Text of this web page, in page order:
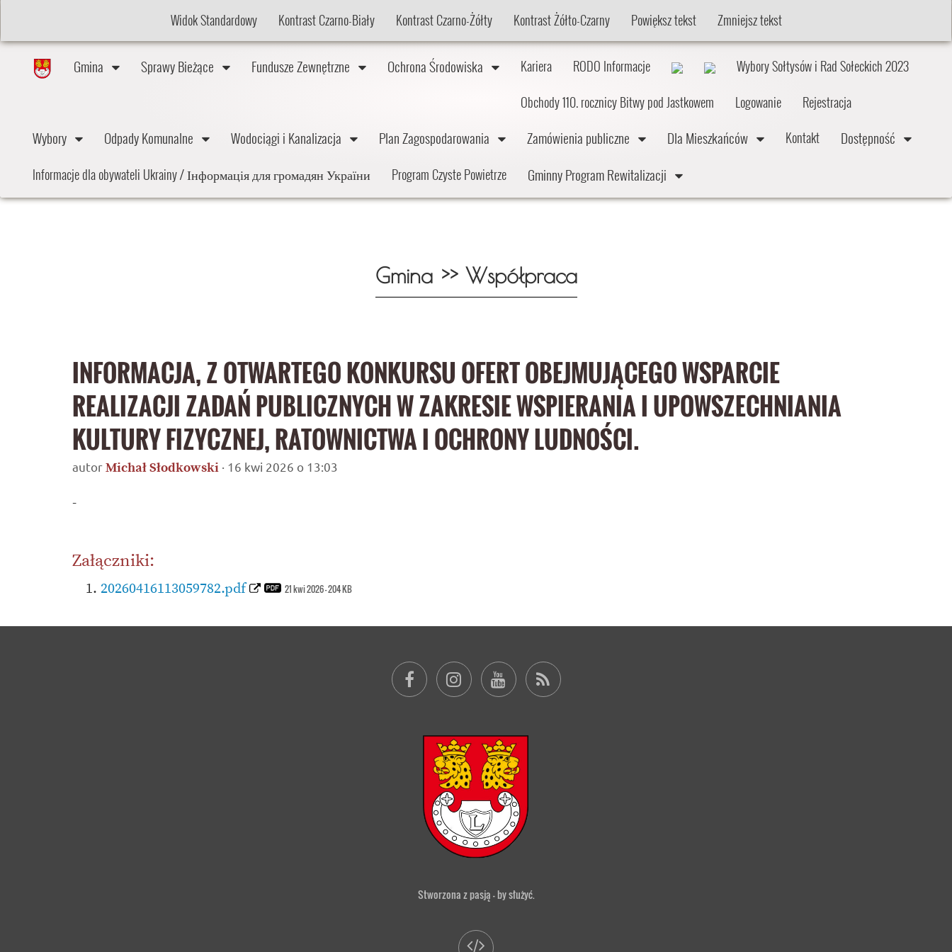
Widok Standardowy Kontrast Czarno-Biały Kontrast Czarno-Żółty Kontrast Żółto-Czarny Powiększ tekst Zmniejsz tekst
Gmina Sprawy Bieżące Fundusze Zewnętrzne Ochrona Środowiska Kariera RODO Informacje
Wybory Sołtysów i Rad Sołeckich 2023
Obchody 110. rocznicy Bitwy pod Jastkowem
Logowanie Rejestracja
Wybory Odpady Komunalne Wodociągi i Kanalizacja Plan Zagospodarowania Zamówienia publiczne Dla Mieszkańców Kontakt Dostępność
Informacje dla obywateli Ukrainy / Інформація для громадян України Program Czyste Powietrze Gminny Program Rewitalizacji
Gmina >> Współpraca
INFORMACJA, Z OTWARTEGO KONKURSU OFERT OBEJMUJĄCEGO WSPARCIE
REALIZACJI ZADAŃ PUBLICZNYCH W ZAKRESIE WSPIERANIA I UPOWSZECHNIANIA
KULTURY FIZYCZNEJ, RATOWNICTWA I OCHRONY LUDNOŚCI.
autorMichał Słodkowski · 16 kwi 2026 o 13:03
-
Załączniki:
20260416113059782.pdf 21 kwi 2026 — 204 KB
Stworzona z pasją — by służyć.